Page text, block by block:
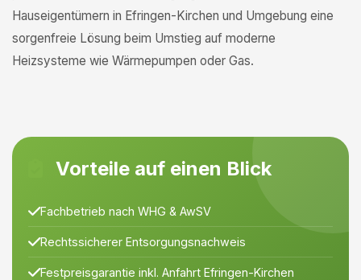
Hauseigentümern in Efringen-Kirchen und Umgebung eine
sorgenfreie Lösung beim Umstieg auf moderne
Heizsysteme wie Wärmepumpen oder Gas.
Vorteile auf einen Blick
Fachbetrieb nach WHG & AwSV
Rechtssicherer Entsorgungsnachweis
Festpreisgarantie inkl. Anfahrt Efringen-Kirchen